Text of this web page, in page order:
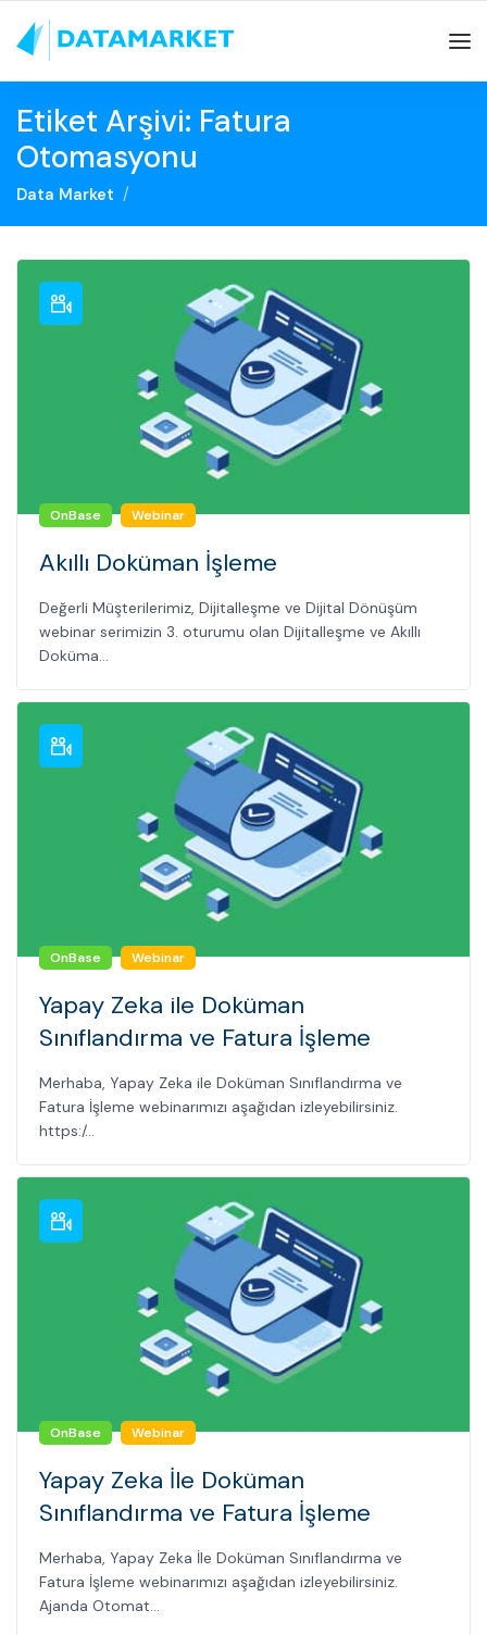
Etiket Arşivi: Fatura
Otomasyonu
Data Market
OnBase Webinar
Akıllı Doküman İşleme
Değerli Müşterilerimiz, Dijitalleşme ve Dijital Dönüşüm
webinar serimizin 3. oturumu olan Dijitalleşme ve Akıllı
Doküma...
OnBase Webinar
Yapay Zeka ile Doküman
Sınıflandırma ve Fatura İşleme
Merhaba, Yapay Zeka ile Doküman Sınıflandırma ve
Fatura İşleme webinarımızı aşağıdan izleyebilirsiniz.
https:/...
OnBase Webinar
Yapay Zeka İle Doküman
Sınıflandırma ve Fatura İşleme
Merhaba, Yapay Zeka İle Doküman Sınıflandırma ve
Fatura İşleme webinarımızı aşağıdan izleyebilirsiniz.
Ajanda Otomat...